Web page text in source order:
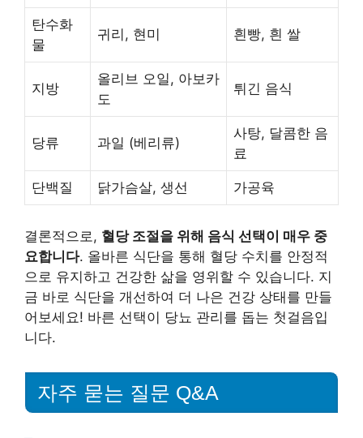
탄수화
물
귀리, 현미 흰빵, 흰 쌀
지방
올리브 오일, 아보카
도
튀긴 음식
당류 과일 (베리류)
사탕, 달콤한 음
료
단백질 닭가슴살, 생선 가공육
결론적으로, 혈당 조절을 위해 음식 선택이 매우 중
요합니다. 올바른 식단을 통해 혈당 수치를 안정적
으로 유지하고 건강한 삶을 영위할 수 있습니다. 지
금 바로 식단을 개선하여 더 나은 건강 상태를 만들
어보세요! 바른 선택이 당뇨 관리를 돕는 첫걸음입
니다.
자주 묻는 질문 Q&A